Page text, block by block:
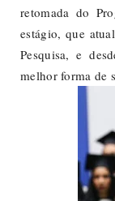
retomada do
estágio, que
Pesquisa, e
melhor forma de